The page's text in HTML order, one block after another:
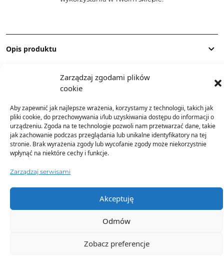
Zarządzaj zgodami plików
cookie
Aby zapewnić jak najlepsze wrażenia, korzystamy z technologii, takich jak
pliki cookie, do przechowywania i/lub uzyskiwania dostępu do informacji o
urządzeniu. Zgoda na te technologie pozwoli nam przetwarzać dane, takie
jak zachowanie podczas przeglądania lub unikalne identyfikatory na tej
stronie. Brak wyrażenia zgody lub wycofanie zgody może niekorzystnie
wpłynąć na niektóre cechy i funkcje.
Zarządzaj serwisami
Akceptuję
Odmów
Zobacz preferencje
Opis produktu
Dostawa
Dodatkowe informacje
TO SIĘ TERAZ SPRZEDAJE